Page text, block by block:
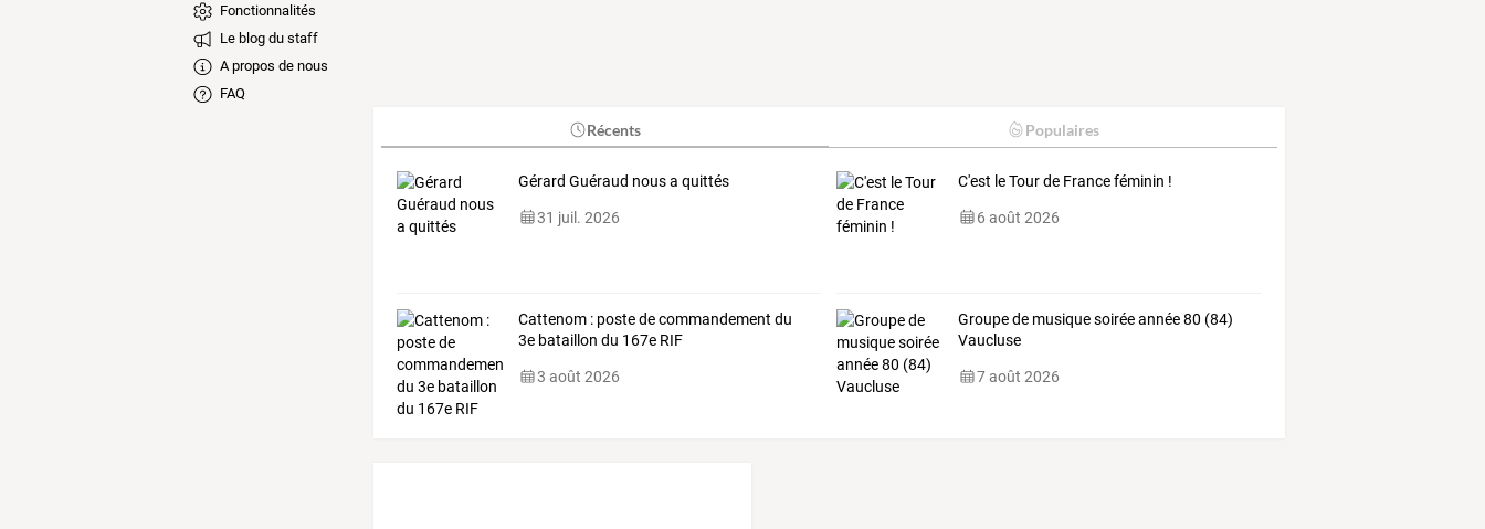
Fonctionnalités
Le blog du staff
A propos de nous
FAQ
Récents Populaires
Gérard Guéraud nous a quittés
31 juil. 2026
C'est le Tour de France féminin !
6 août 2026
Cattenom : poste de commandement du
3e bataillon du 167e RIF
3 août 2026
Groupe de musique soirée année 80 (84)
Vaucluse
7 août 2026